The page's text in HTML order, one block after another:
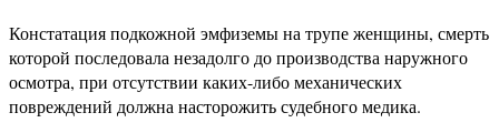
Констатация подкожной эмфиземы на трупе женщины, смерть
которой последовала незадолго до производства наружного
осмотра, при отсутствии каких-либо механических
повреждений должна насторожить судебного медика.